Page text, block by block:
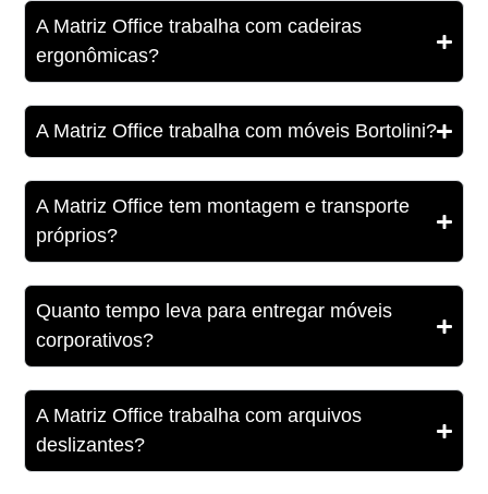
A Matriz Office trabalha com cadeiras
ergonômicas?
A Matriz Office trabalha com móveis Bortolini?
A Matriz Office tem montagem e transporte
próprios?
Quanto tempo leva para entregar móveis
corporativos?
A Matriz Office trabalha com arquivos
deslizantes?